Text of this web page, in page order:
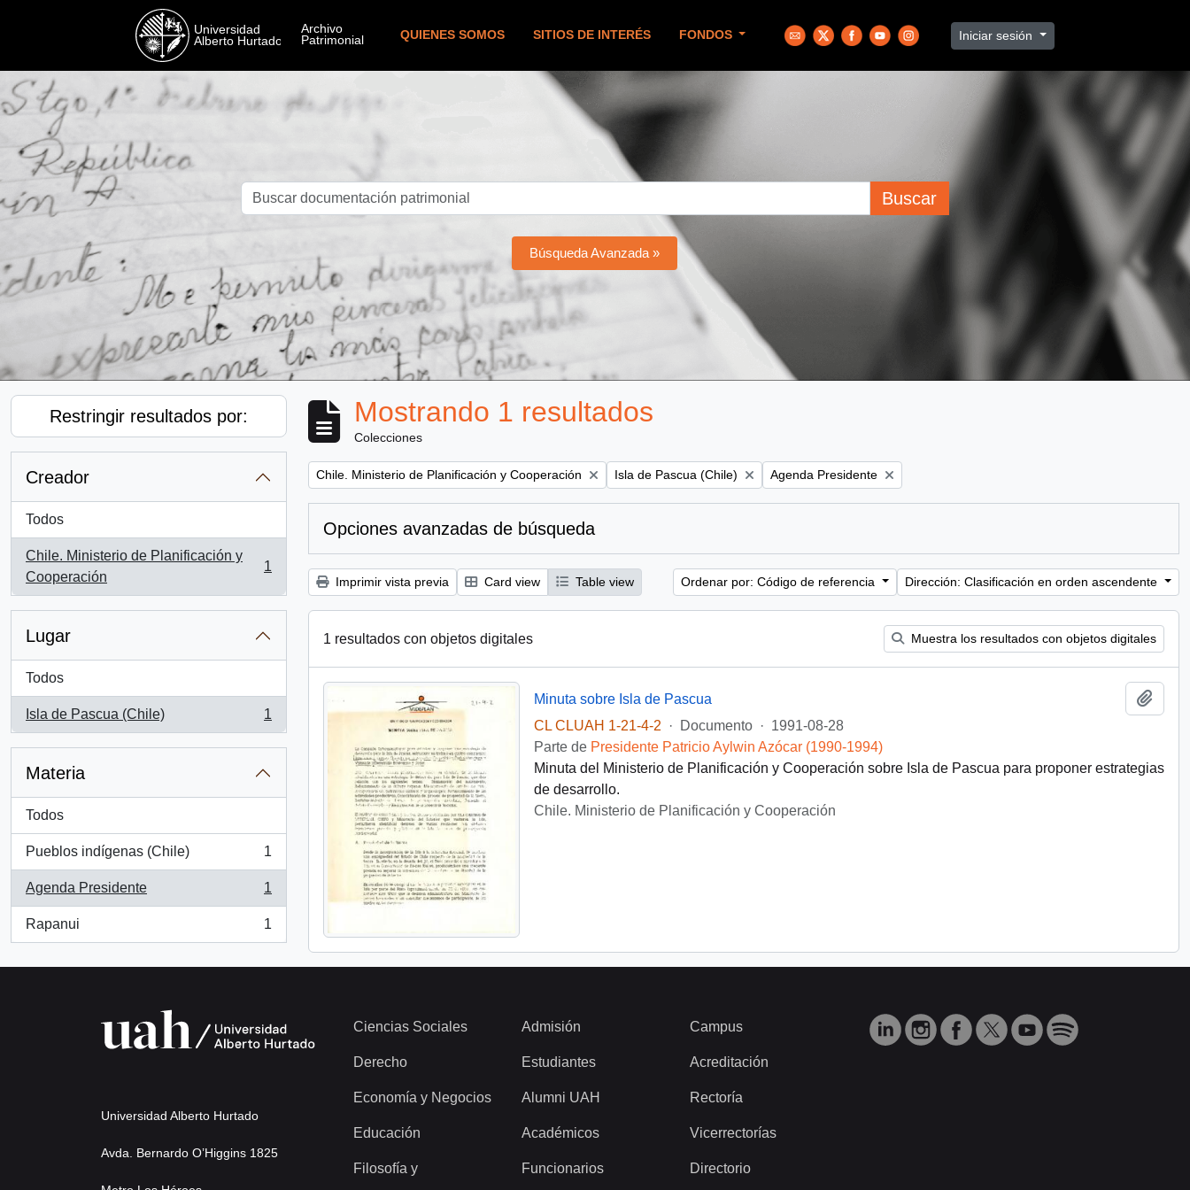
QUIENES SOMOS SITIOS DE INTERÉS FONDOS Iniciar sesión
Buscar
Búsqueda Avanzada »
Restringir resultados por:
Creador
Todos
Chile. Ministerio de Planificación y
Cooperación
, 1 resultados
1
Lugar
Todos
Isla de Pascua (Chile)
, 1 resultados
1
Materia
Todos
Pueblos indígenas (Chile)
, 1 resultados
1
Agenda Presidente
, 1 resultados
1
Rapanui
, 1 resultados
1
Mostrando 1 resultados
Colecciones
Remove filter:
Chile. Ministerio de Planificación y Cooperación Remove filter:
Isla de Pascua (Chile) Remove filter:
Agenda Presidente
Opciones avanzadas de búsqueda
Imprimir vista previa Card view Table view Ordenar por: Código de referencia Dirección: Clasificación en orden ascendente
1 resultados con objetos digitales Muestra los resultados con objetos digitales
Minuta sobre Isla de Pascua
CL CLUAH 1-21-4-2
· Documento · 1991-08-28
Parte de Presidente Patricio Aylwin Azócar (1990-1994)
Minuta del Ministerio de Planificación y Cooperación sobre Isla de Pascua para proponer estrategias
de desarrollo.
Chile. Ministerio de Planificación y Cooperación
Universidad Alberto Hurtado
Avda. Bernardo O’Higgins 1825
Ciencias Sociales
Derecho
Economía y Negocios
Educación
Filosofía y
Admisión
Estudiantes
Alumni UAH
Académicos
Funcionarios
Campus
Acreditación
Rectoría
Vicerrectorías
Directorio